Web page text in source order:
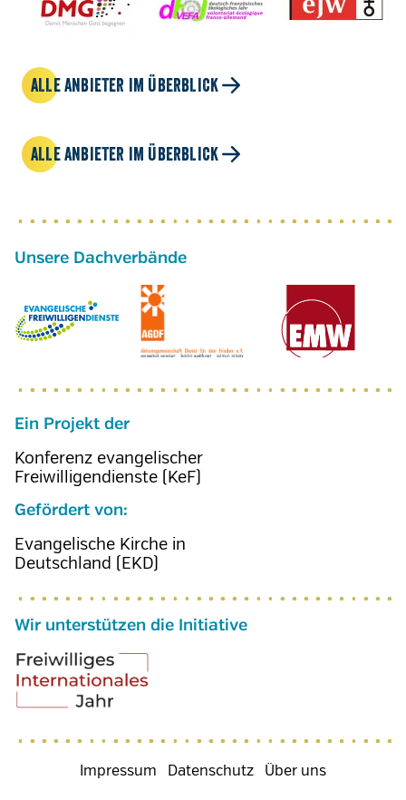
ALLE ANBIETER IM ÜBERBLICK
ALLE ANBIETER IM ÜBERBLICK
Ein Projekt der
Konferenz evangelischer
Freiwilligendienste (KeF)
Gefördert von:
Evangelische Kirche in
Deutschland (EKD)
Wir unterstützen die Initiative
Fußzeilenmenü
Impressum Datenschutz Über uns